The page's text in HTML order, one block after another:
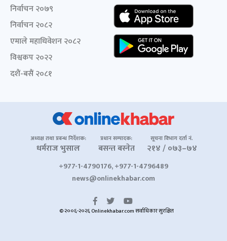
निर्वाचन २०७९
निर्वाचन २०८२
एमाले महाधिवेशन २०८२
विश्वकप २०२२
दशैं-बसैं २०८१
अध्यक्ष तथा प्रबन्ध निर्देशक:
धर्मराज भुसाल
प्रधान सम्पादक:
बसन्त बस्नेत
सूचना विभाग दर्ता नं.
२१४ / ०७३–७४
+977-1-4790176, +977-1-4796489
news@onlinekhabar.com
© २००६-२०२६ Onlinekhabar.com सर्वाधिकार सुरक्षित